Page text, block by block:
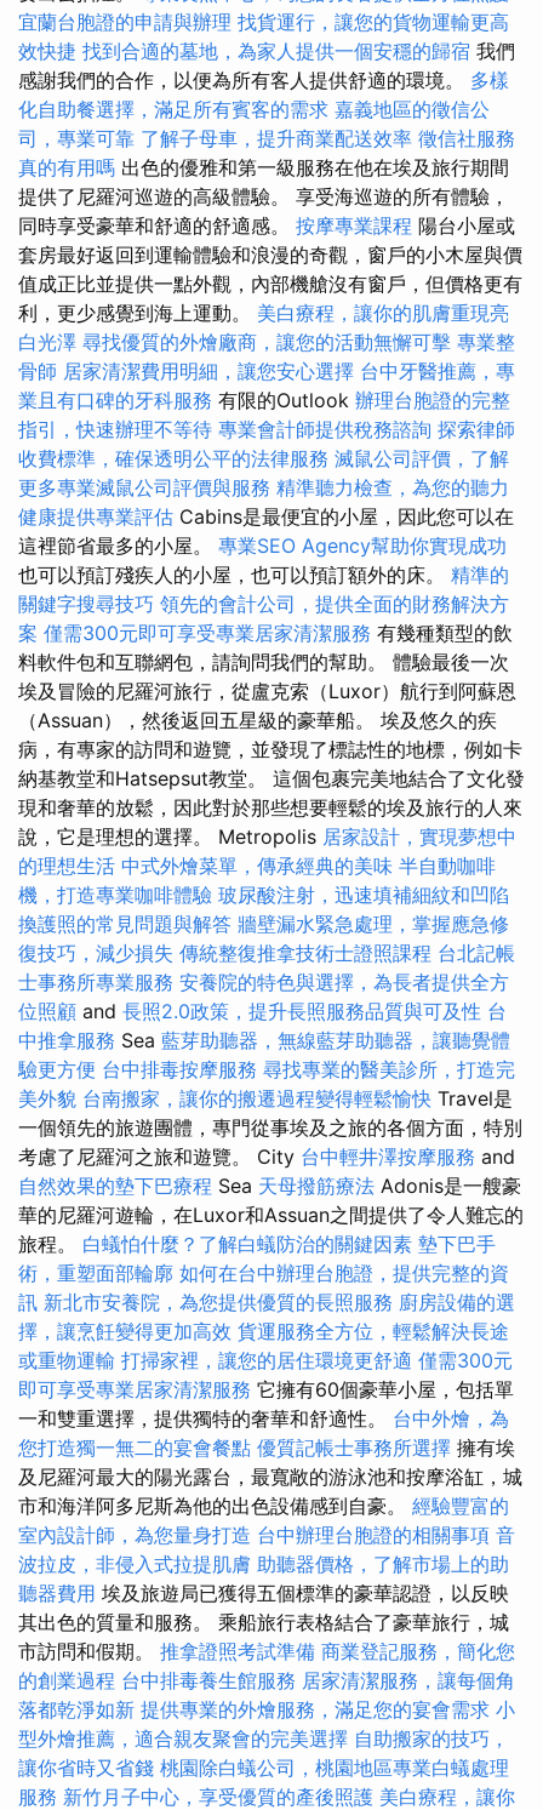
宜蘭台胞證的申請與辦理 找貨運行，讓您的貨物運輸更高
效快捷 找到合適的墓地，為家人提供一個安穩的歸宿 我們
感謝我們的合作，以便為所有客人提供舒適的環境。 多樣
化自助餐選擇，滿足所有賓客的需求 嘉義地區的徵信公
司，專業可靠 了解子母車，提升商業配送效率 徵信社服務
真的有用嗎 出色的優雅和第一級服務在他在埃及旅行期間
提供了尼羅河巡遊的高級體驗。 享受海巡遊的所有體驗，
同時享受豪華和舒適的舒適感。 按摩專業課程 陽台小屋或
套房最好返回到運輸體驗和浪漫的奇觀，窗戶的小木屋與價
值成正比並提供一點外觀，內部機艙沒有窗戶，但價格更有
利，更少感覺到海上運動。 美白療程，讓你的肌膚重現亮
白光澤 尋找優質的外燴廠商，讓您的活動無懈可擊 專業整
骨師 居家清潔費用明細，讓您安心選擇 台中牙醫推薦，專
業且有口碑的牙科服務 有限的Outlook 辦理台胞證的完整
指引，快速辦理不等待 專業會計師提供稅務諮詢 探索律師
收費標準，確保透明公平的法律服務 滅鼠公司評價，了解
更多專業滅鼠公司評價與服務 精準聽力檢查，為您的聽力
健康提供專業評估 Cabins是最便宜的小屋，因此您可以在
這裡節省最多的小屋。 專業SEO Agency幫助你實現成功
也可以預訂殘疾人的小屋，也可以預訂額外的床。 精準的
關鍵字搜尋技巧 領先的會計公司，提供全面的財務解決方
案 僅需300元即可享受專業居家清潔服務 有幾種類型的飲
料軟件包和互聯網包，請詢問我們的幫助。 體驗最後一次
埃及冒險的尼羅河旅行，從盧克索（Luxor）航行到阿蘇恩
（Assuan），然後返回五星級的豪華船。 埃及悠久的疾
病，有專家的訪問和遊覽，並發現了標誌性的地標，例如卡
納基教堂和Hatsepsut教堂。 這個包裹完美地結合了文化發
現和奢華的放鬆，因此對於那些想要輕鬆的埃及旅行的人來
說，它是理想的選擇。 Metropolis 居家設計，實現夢想中
的理想生活 中式外燴菜單，傳承經典的美味 半自動咖啡
機，打造專業咖啡體驗 玻尿酸注射，迅速填補細紋和凹陷
換護照的常見問題與解答 牆壁漏水緊急處理，掌握應急修
復技巧，減少損失 傳統整復推拿技術士證照課程 台北記帳
士事務所專業服務 安養院的特色與選擇，為長者提供全方
位照顧 and 長照2.0政策，提升長照服務品質與可及性 台
中推拿服務 Sea 藍芽助聽器，無線藍芽助聽器，讓聽覺體
驗更方便 台中排毒按摩服務 尋找專業的醫美診所，打造完
美外貌 台南搬家，讓你的搬遷過程變得輕鬆愉快 Travel是
一個領先的旅遊團體，專門從事埃及之旅的各個方面，特別
考慮了尼羅河之旅和遊覽。 City 台中輕井澤按摩服務 and
自然效果的墊下巴療程 Sea 天母撥筋療法 Adonis是一艘豪
華的尼羅河遊輪，在Luxor和Assuan之間提供了令人難忘的
旅程。 白蟻怕什麼？了解白蟻防治的關鍵因素 墊下巴手
術，重塑面部輪廓 如何在台中辦理台胞證，提供完整的資
訊 新北市安養院，為您提供優質的長照服務 廚房設備的選
擇，讓烹飪變得更加高效 貨運服務全方位，輕鬆解決長途
或重物運輸 打掃家裡，讓您的居住環境更舒適 僅需300元
即可享受專業居家清潔服務 它擁有60個豪華小屋，包括單
一和雙重選擇，提供獨特的奢華和舒適性。 台中外燴，為
您打造獨一無二的宴會餐點 優質記帳士事務所選擇 擁有埃
及尼羅河最大的陽光露台，最寬敞的游泳池和按摩浴缸，城
市和海洋阿多尼斯為他的出色設備感到自豪。 經驗豐富的
室內設計師，為您量身打造 台中辦理台胞證的相關事項 音
波拉皮，非侵入式拉提肌膚 助聽器價格，了解市場上的助
聽器費用 埃及旅遊局已獲得五個標準的豪華認證，以反映
其出色的質量和服務。 乘船旅行表格結合了豪華旅行，城
市訪問和假期。 推拿證照考試準備 商業登記服務，簡化您
的創業過程 台中排毒養生館服務 居家清潔服務，讓每個角
落都乾淨如新 提供專業的外燴服務，滿足您的宴會需求 小
型外燴推薦，適合親友聚會的完美選擇 自助搬家的技巧，
讓你省時又省錢 桃園除白蟻公司，桃園地區專業白蟻處理
服務 新竹月子中心，享受優質的產後照護 美白療程，讓你